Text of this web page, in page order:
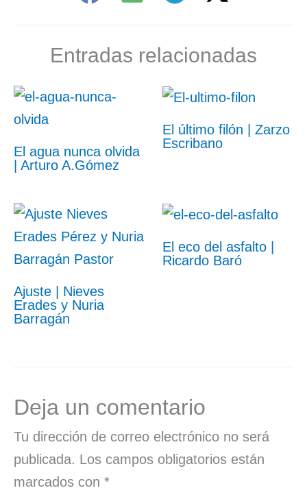
Entradas relacionadas
El agua nunca olvida
| Arturo A.Gómez
El último filón | Zarzo
Escribano
Ajuste | Nieves
Erades y Nuria
Barragán
El eco del asfalto |
Ricardo Baró
Deja un comentario
Tu dirección de correo electrónico no será
publicada. Los campos obligatorios están
marcados con *